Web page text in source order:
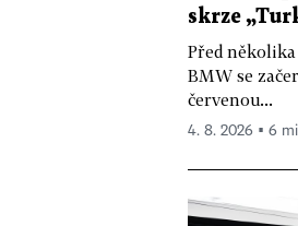
skrze
Před
BMW se
červenou...
4. 8. 2026 ▪ 6